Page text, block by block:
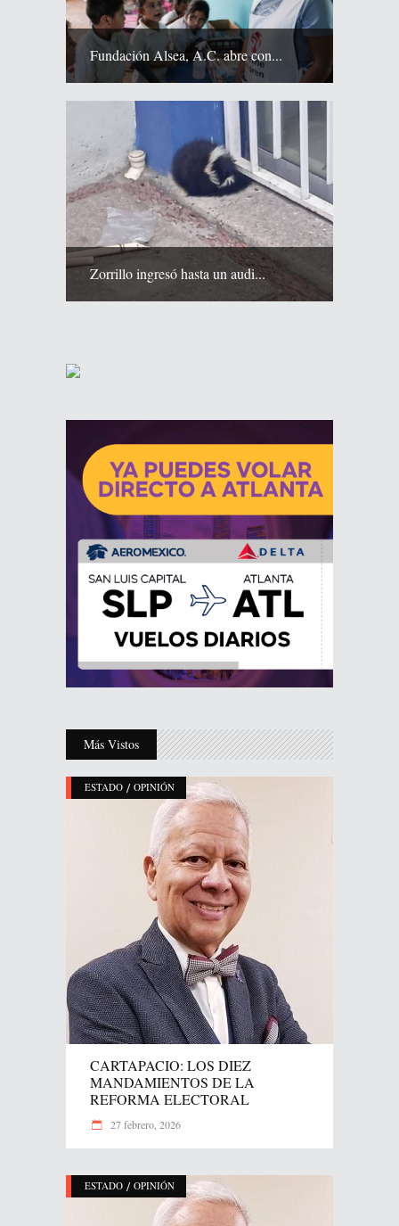
Fundación Alsea, A.C. abre con...
Zorrillo ingresó hasta un audi...
Más Vistos
ESTADO / OPINIÓN
CARTAPACIO: LOS DIEZ
MANDAMIENTOS DE LA
REFORMA ELECTORAL
27 febrero, 2026
ESTADO / OPINIÓN